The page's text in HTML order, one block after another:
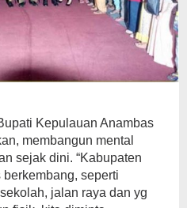
Kepulauan Anambas
membangun mental
sejak dini. “Kabupaten
seperti
jalan raya dan yg